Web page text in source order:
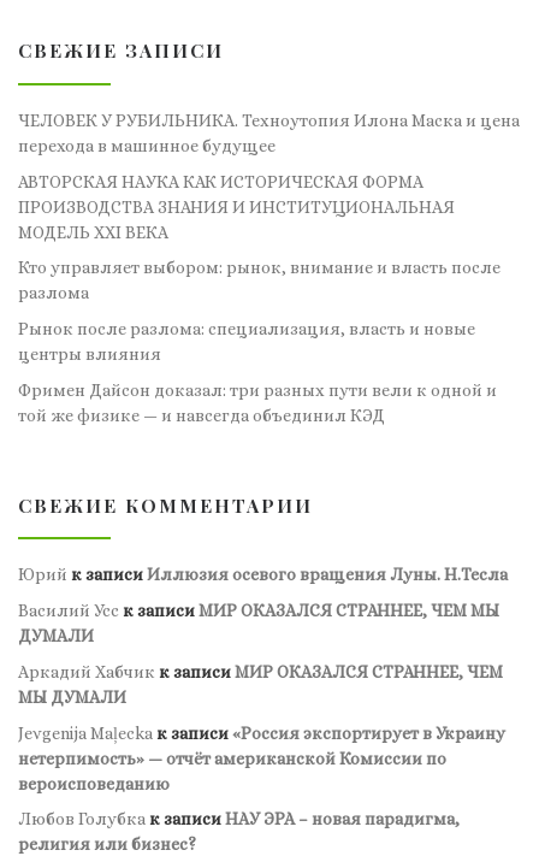
СВЕЖИЕ ЗАПИСИ
ЧЕЛОВЕК У РУБИЛЬНИКА. Техноутопия Илона Маска и цена
перехода в машинное будущее
АВТОРСКАЯ НАУКА КАК ИСТОРИЧЕСКАЯ ФОРМА
ПРОИЗВОДСТВА ЗНАНИЯ И ИНСТИТУЦИОНАЛЬНАЯ
МОДЕЛЬ XXI ВЕКА
Кто управляет выбором: рынок, внимание и власть после
разлома
Рынок после разлома: специализация, власть и новые
центры влияния
Фримен Дайсон доказал: три разных пути вели к одной и
той же физике — и навсегда объединил КЭД
СВЕЖИЕ КОММЕНТАРИИ
Юрий к записиИллюзия осевого вращения Луны. Н.Тесла
Василий Усс к записиМИР ОКАЗАЛСЯ СТРАННЕЕ, ЧЕМ МЫ
ДУМАЛИ
Аркадий Хабчик к записиМИР ОКАЗАЛСЯ СТРАННЕЕ, ЧЕМ
МЫ ДУМАЛИ
Jevgenija Maļecka к записи«Россия экспортирует в Украину
нетерпимость» — отчёт американской Комиссии по
вероисповеданию
Любов Голубкак записиНАУ ЭРА – новая парадигма,
религия или бизнес?